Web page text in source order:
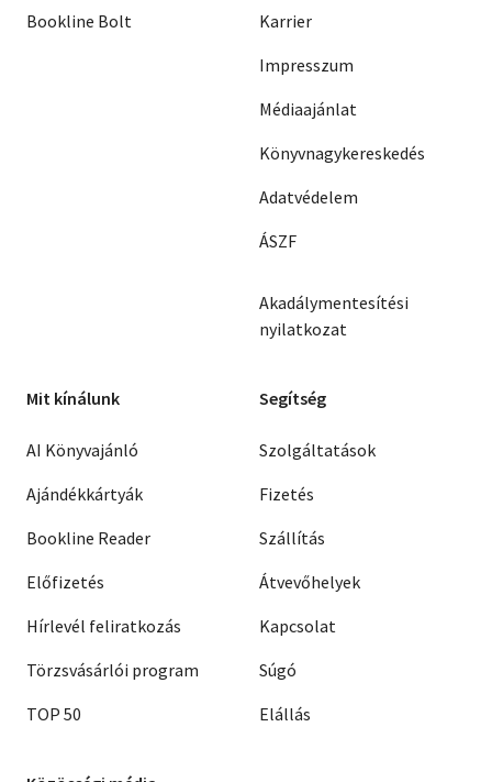
Bookline Bolt
Karrier
Impresszum
Médiaajánlat
Könyvnagykereskedés
Adatvédelem
ÁSZF
Akadálymentesítési
nyilatkozat
Mit kínálunk
AI Könyvajánló
Ajándékkártyák
Bookline Reader
Előfizetés
Hírlevél feliratkozás
Törzsvásárlói program
TOP 50
Segítség
Szolgáltatások
Fizetés
Szállítás
Átvevőhelyek
Kapcsolat
Súgó
Elállás